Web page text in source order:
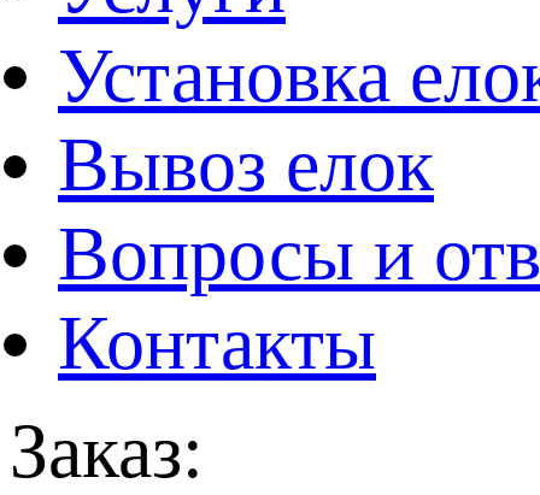
Установка
Вывоз елок
Вопросы и
Контакты
Заказ: